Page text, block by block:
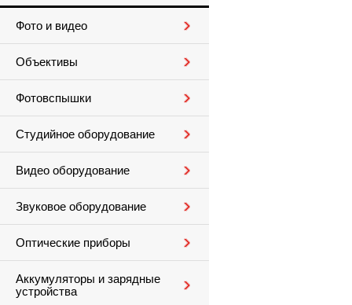
Фото и видео
Объективы
Фотовспышки
Студийное оборудование
Видео оборудование
Звуковое оборудование
Оптические приборы
Аккумуляторы и зарядные
устройства